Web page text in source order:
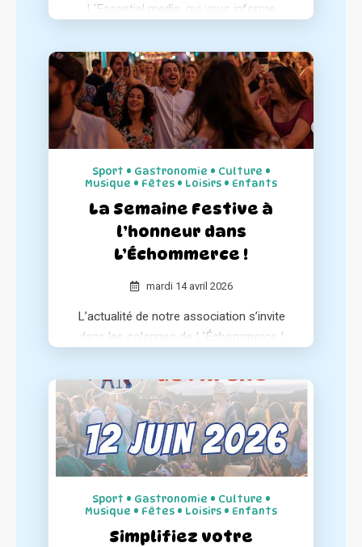
L'Essentiel media, qui vous informe
positive de votre région, a consacré un
article à notre association au sein de ses
différentes éditions.
Sport • Gastronomie • Culture •
Musique • Fêtes • Loisirs • Enfants
La Semaine Festive à
l’honneur dans
L’Échommerce !
mardi 14 avril 2026
L’actualité de notre association s’invite
dans les colonnes de L’Échommerce !
complet de notre concept et de notre
engagement pour le dynamisme des
centres-villes.
Sport • Gastronomie • Culture •
Musique • Fêtes • Loisirs • Enfants
Simplifiez votre